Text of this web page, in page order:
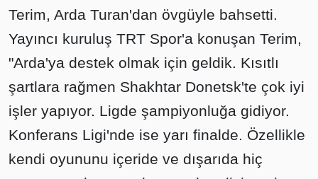
Terim, Arda Turan'dan övgüyle bahsetti.
Yayıncı kuruluş TRT Spor'a konuşan Terim,
"Arda'ya destek olmak için geldik. Kısıtlı
şartlara rağmen Shakhtar Donetsk'te çok iyi
işler yapıyor. Ligde şampiyonluğa gidiyor.
Konferans Ligi'nde ise yarı finalde. Özellikle
kendi oyununu içeride ve dışarıda hiç